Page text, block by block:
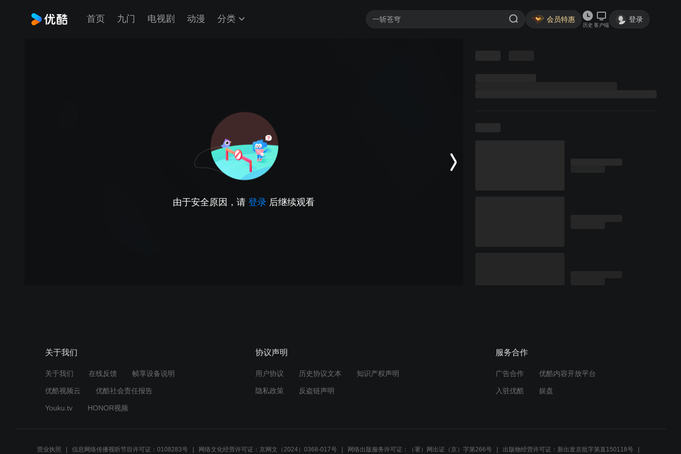
首页 九门 电视剧 动漫 分类 会员特惠
历史 客户端
登录
由于安全原因，请 登录 后继续观看
关于我们
关于我们 在线反馈 帧享设备说明
优酷视频云 优酷社会责任报告
Youku.tv HONOR视频
协议声明
用户协议 历史协议文本 知识产权声明
隐私政策 反盗链声明
服务合作
广告合作 优酷内容开放平台
入驻优酷 娱盘
营业执照 信息网络传播视听节目许可证：0108283号 网络文化经营许可证：京网文（2024）0368-017号 网络出版服务许可证：（署）网出证（京）字第266号 出版物经营许可证：新出发京批字第直150118号